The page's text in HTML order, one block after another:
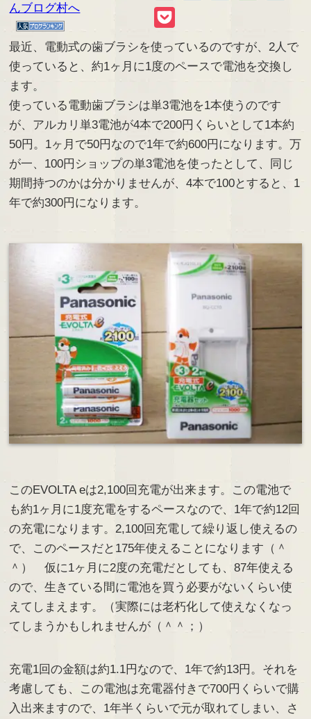
最近、電動式の歯ブラシを使っているのですが、2人で
使っていると、約1ヶ月に1度のペースで電池を交換し
ます。
使っている電動歯ブラシは単3電池を1本使うのです
が、アルカリ単3電池が4本で200円くらいとして1本約
50円。1ヶ月で50円なので1年で約600円になります。万
が一、100円ショップの単3電池を使ったとして、同じ
期間持つのかは分かりませんが、4本で100とすると、1
年で約300円になります。
このEVOLTA eは2,100回充電が出来ます。この電池で
も約1ヶ月に1度充電をするペースなので、1年で約12回
の充電になります。2,100回充電して繰り返し使えるの
で、このペースだと175年使えることになります（＾
＾） 仮に1ヶ月に2度の充電だとしても、87年使える
ので、生きている間に電池を買う必要がないくらい使
えてしまえます。（実際には老朽化して使えなくなっ
てしまうかもしれませんが（＾＾；）
充電1回の金額は約1.1円なので、1年で約13円。それを
考慮しても、この電池は充電器付きで700円くらいで購
入出来ますので、1年半くらいで元が取れてしまい、さ